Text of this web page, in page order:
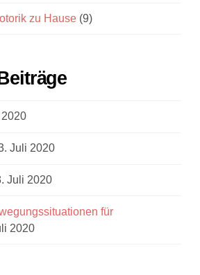
zu Hause(9)
Juli 2020
Juli 2020
für
2020